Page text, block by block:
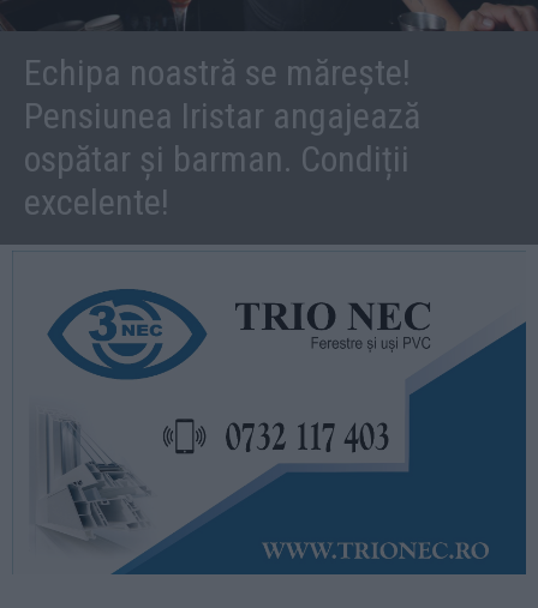
Echipa noastră se mărește!
Pensiunea Iristar angajează
ospătar și barman. Condiții
excelente!